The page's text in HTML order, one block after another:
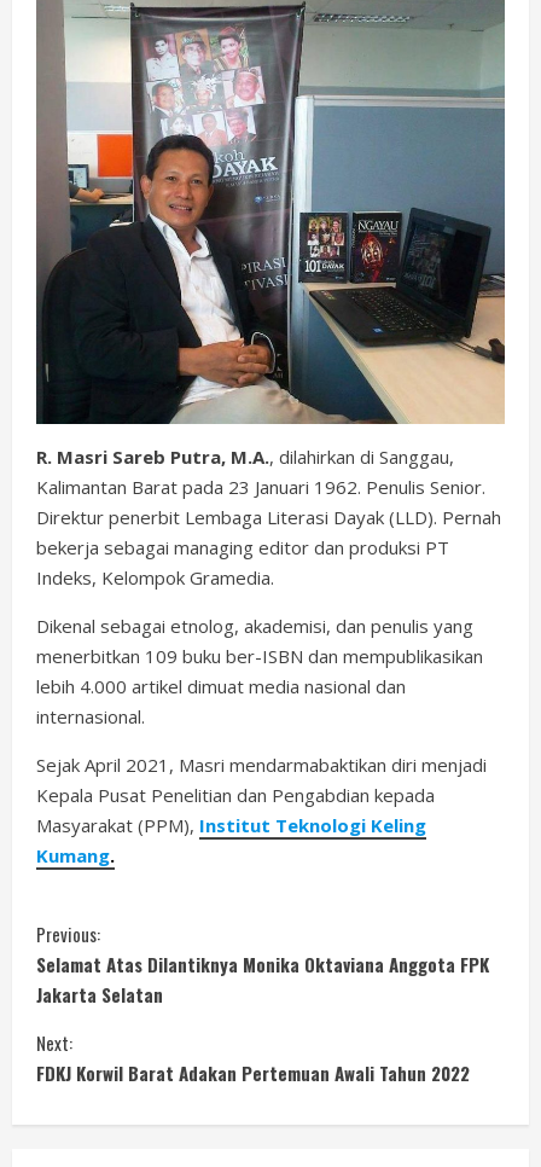
R. Masri Sareb Putra, M.A., dilahirkan di Sanggau,
Kalimantan Barat pada 23 Januari 1962. Penulis Senior.
Direktur penerbit Lembaga Literasi Dayak (LLD). Pernah
bekerja sebagai managing editor dan produksi PT
Indeks, Kelompok Gramedia.
Dikenal sebagai etnolog, akademisi, dan penulis yang
menerbitkan 109 buku ber-ISBN dan mempublikasikan
lebih 4.000 artikel dimuat media nasional dan
internasional.
Sejak April 2021, Masri mendarmabaktikan diri menjadi
Kepala Pusat Penelitian dan Pengabdian kepada
Masyarakat (PPM), Institut Teknologi Keling
Kumang.
C
o
n
t
Previous:
Selamat Atas Dilantiknya Monika Oktaviana Anggota FPK
Jakarta Selatan
Next:
FDKJ Korwil Barat Adakan Pertemuan Awali Tahun 2022